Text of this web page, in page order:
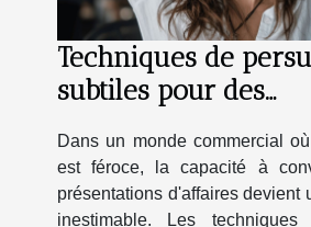
Techniques de
subtiles pour des
impactantes
Dans un monde commercial
est féroce, la capacité à
présentations d'affaires devient
inestimable. Les techniques